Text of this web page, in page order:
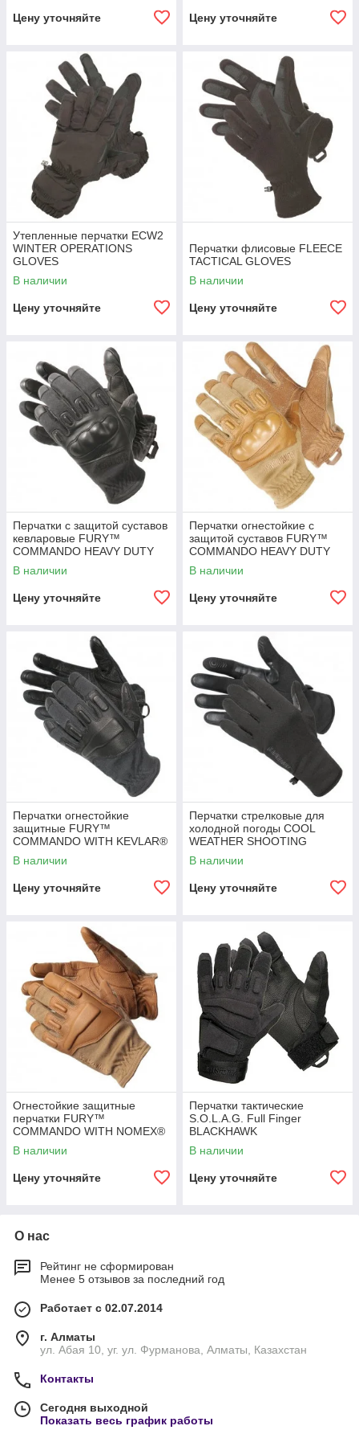
Цену уточняйте Цену уточняйте
Утепленные перчатки ECW2
WINTER OPERATIONS
GLOVES
В наличии
Цену уточняйте
Перчатки флисовые FLEECE
TACTICAL GLOVES
В наличии
Цену уточняйте
Перчатки с защитой суставов
кевларовые FURY™
COMMANDO HEAVY DUTY
WITH KEVLAR®
В наличии
Цену уточняйте
Перчатки огнестойкие с
защитой суставов FURY™
COMMANDO HEAVY DUTY
WITH NOMEX®
В наличии
Цену уточняйте
Перчатки огнестойкие
защитные FURY™
COMMANDO WITH KEVLAR®
В наличии
Цену уточняйте
Перчатки стрелковые для
холодной погоды COOL
WEATHER SHOOTING
GLOVES
В наличии
Цену уточняйте
Огнестойкие защитные
перчатки FURY™
COMMANDO WITH NOMEX®
В наличии
Цену уточняйте
Перчатки тактические
S.O.L.A.G. Full Finger
BLACKHAWK
В наличии
Цену уточняйте
О нас
Рейтинг не сформирован
Менее 5 отзывов за последний год
Работает с 02.07.2014
г. Алматы
ул. Абая 10, уг. ул. Фурманова, Алматы, Казахстан
Контакты
Сегодня выходной
Показать весь график работы